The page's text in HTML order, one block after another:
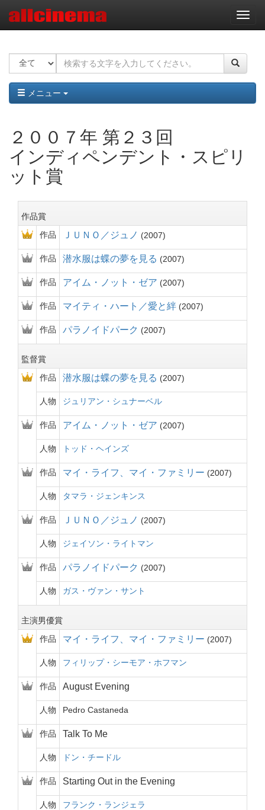
ナ
ビ
ー
ョ
ン
メニュー
２００７年 第２３回
インディペンデント・スピリ
ット賞
作品賞
作品
ＪＵＮＯ／ジュノ 2007
作品 潜水服は蝶の夢を見る 2007
作品 アイム・ノット・ゼア 2007
作品 マイティ・ハート／愛と絆 2007
作品 パラノイドパーク 2007
監督賞
作品
潜水服は蝶の夢を見る 2007
人物 ジュリアン・シュナーベル
作品 アイム・ノット・ゼア 2007
人物 トッド・ヘインズ
作品 マイ・ライフ、マイ・ファミリー 2007
人物 タマラ・ジェンキンス
作品 ＪＵＮＯ／ジュノ 2007
人物 ジェイソン・ライトマン
作品 パラノイドパーク 2007
人物 ガス・ヴァン・サント
主演男優賞
作品
マイ・ライフ、マイ・ファミリー 2007
人物 フィリップ・シーモア・ホフマン
作品 August Evening
人物 Pedro Castaneda
作品 Talk To Me
人物 ドン・チードル
作品 Starting Out in the Evening
人物 フランク・ランジェラ